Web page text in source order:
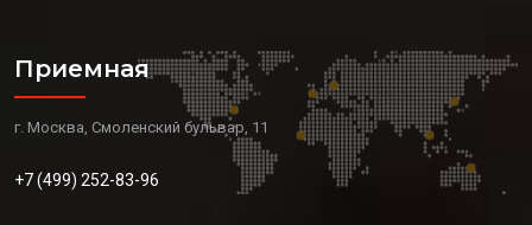
Приемная
г. Москва, Смоленский бульвар, 11
+7 (499) 252-83-96